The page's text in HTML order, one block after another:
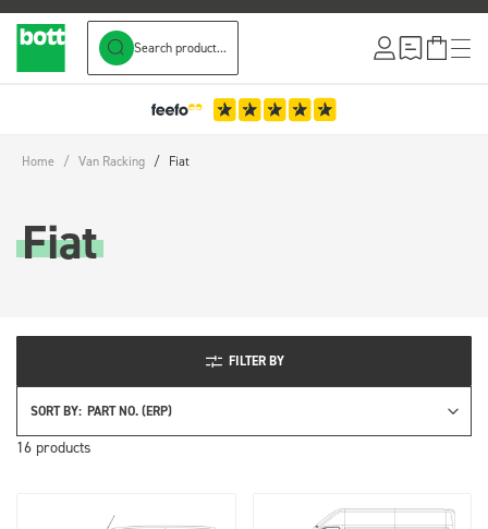
Search product...
Fiat
Home / Van Racking / Fiat
FILTER BY
16 products
SORT BY: